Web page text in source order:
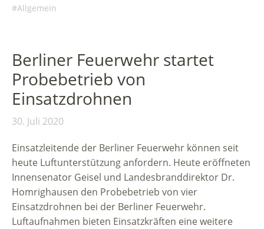
Allgemein
Berliner Feuerwehr startet
Probebetrieb von
Einsatzdrohnen
30. Juli 2020
Einsatzleitende der Berliner Feuerwehr können seit
heute Luftunterstützung anfordern. Heute eröffneten
Innensenator Geisel und Landesbranddirektor Dr.
Homrighausen den Probebetrieb von vier
Einsatzdrohnen bei der Berliner Feuerwehr.
Luftaufnahmen bieten Einsatzkräften eine weitere